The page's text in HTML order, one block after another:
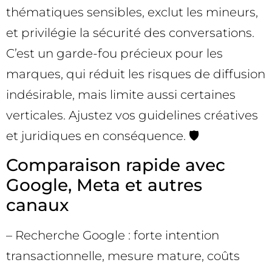
thématiques sensibles, exclut les mineurs,
et privilégie la sécurité des conversations.
C’est un garde-fou précieux pour les
marques, qui réduit les risques de diffusion
indésirable, mais limite aussi certaines
verticales. Ajustez vos guidelines créatives
et juridiques en conséquence. 🛡️
Comparaison rapide avec
Google, Meta et autres
canaux
– Recherche Google : forte intention
transactionnelle, mesure mature, coûts